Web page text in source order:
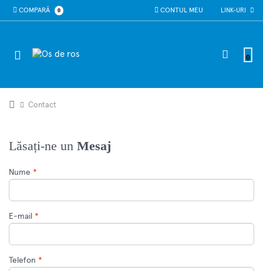
COMPARĂ 0 LINK-URI
CONTUL MEU
0
Contact
Lăsați-ne un Mesaj
Nume *
E-mail *
Telefon *